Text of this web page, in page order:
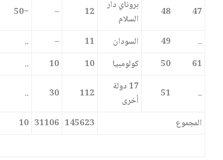
47
48
بروناي دار
السلام
12
–
−50
..
49 السودان 11
–
..
61
50 كولومبيا 10
10
..
..
51
17 دولة
أخرى
112
30
..
المجموع 145623
31106
10